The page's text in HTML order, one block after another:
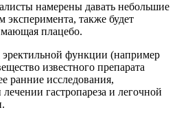
намерены давать небольшие
эксперимента, также будет
плацебо.
функции (например
известного препарата
ранние исследования,
гастропареза и легочной